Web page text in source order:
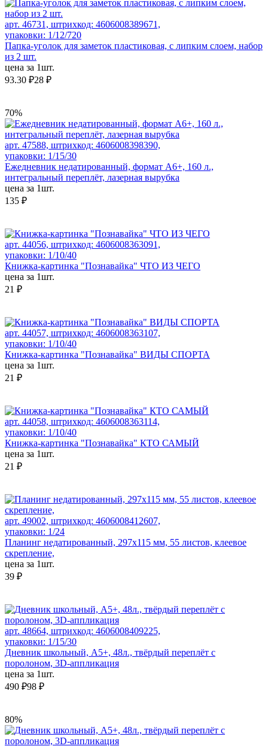
арт. 46731, штрихкод: 4606008389671,
упаковки: 1/12/720
Папка-уголок для заметок пластиковая, с липким слоем, набор
из 2 шт.
цена за 1шт.
93.30 ₽28 ₽
70%
арт. 47588, штрихкод: 4606008398390,
упаковки: 1/15/30
Ежедневник недатированный, формат А6+, 160 л.,
интегральный переплёт, лазерная вырубка
цена за 1шт.
135 ₽
арт. 44056, штрихкод: 4606008363091,
упаковки: 1/10/40
Книжка-картинка "Познавайка" ЧТО ИЗ ЧЕГО
цена за 1шт.
21 ₽
арт. 44057, штрихкод: 4606008363107,
упаковки: 1/10/40
Книжка-картинка "Познавайка" ВИДЫ СПОРТА
цена за 1шт.
21 ₽
арт. 44058, штрихкод: 4606008363114,
упаковки: 1/10/40
Книжка-картинка "Познавайка" КТО САМЫЙ
цена за 1шт.
21 ₽
арт. 49002, штрихкод: 4606008412607,
упаковки: 1/24
Планинг недатированный, 297х115 мм, 55 листов, клеевое
скрепление,
цена за 1шт.
39 ₽
арт. 48664, штрихкод: 4606008409225,
упаковки: 1/15/30
Дневник школьный, А5+, 48л., твёрдый переплёт с
поролоном, 3D-аппликация
цена за 1шт.
490 ₽98 ₽
80%